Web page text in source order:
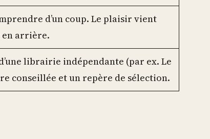
d’un coup. Le plaisir vient
en arrière.
librairie indépendante (par ex. Le
conseillée et un repère de sélection.